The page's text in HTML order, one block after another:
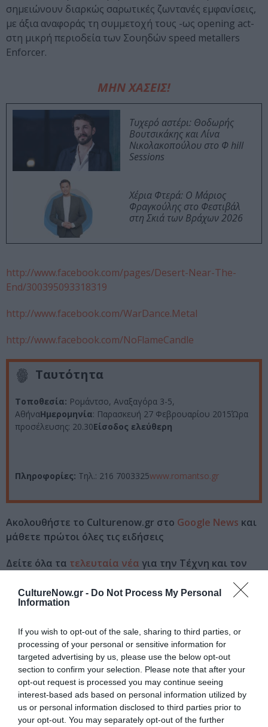
CultureNow.gr - Do Not Process My Personal
Information
If you wish to opt-out of the sale, sharing to third parties, or
processing of your personal or sensitive information for
targeted advertising by us, please use the below opt-out
section to confirm your selection. Please note that after your
opt-out request is processed you may continue seeing
interest-based ads based on personal information utilized by
us or personal information disclosed to third parties prior to
your opt-out. You may separately opt-out of the further
σημειώνουν διαρκώς σαρωτικές ζωντανές εμφανίσεις,
με άξια αναφοράς τη συμμετοχή τους -ως opening act-
στη μικρή περιοδεία των Σουηδών speed metallers
Enforcer.
ΜΗΝ ΧΑΣΕΙΣ!
Τυχερό αστέρι: Θοδωρής
Βουτσικάκης και Λίνα
Νικολακοπούλου στο Φ hill
Sessions
Χέρια Φτερά: Ο Μάριος
Φραγκούλης στο Φεστιβάλ
στη Σκιά των Βράχων 2026
http://www.facebook.com/pages/Desert-Near-The-
End/300395093318319
http://www.facebook.com/WarDance.Metal
http://www.facebook.com/NoFlameCandle
Ταυτότητα
Τοποθεσία: Ρομάντσο, Αναξαγόρα 3-5,
ΑθήναΗμερομηνία: Παρασκευή 27 Φεβρουαρίου 2015Ώρα
προσέλευσης: 20.30Είσοδος ελεύθερη
Πληροφορίες: Τηλ.: 216 7003325www.romantso.gr
Ακολουθήστε το Culturenow.gr στο Google News και
μάθετε πρώτοι όλες τις ειδήσεις
Δείτε όλα τα τελευταία νέα για την Τέχνη και τον
Νέοι Διαγωνισμοί
Tags
DEAD CAN DANCE ΔΩΡΕΑΝ ΕΚΔΗΛΩΣΕΙΣ
Newsletter
Κάθε βδομάδα στο e-mail σας τα τελευταία νέα για